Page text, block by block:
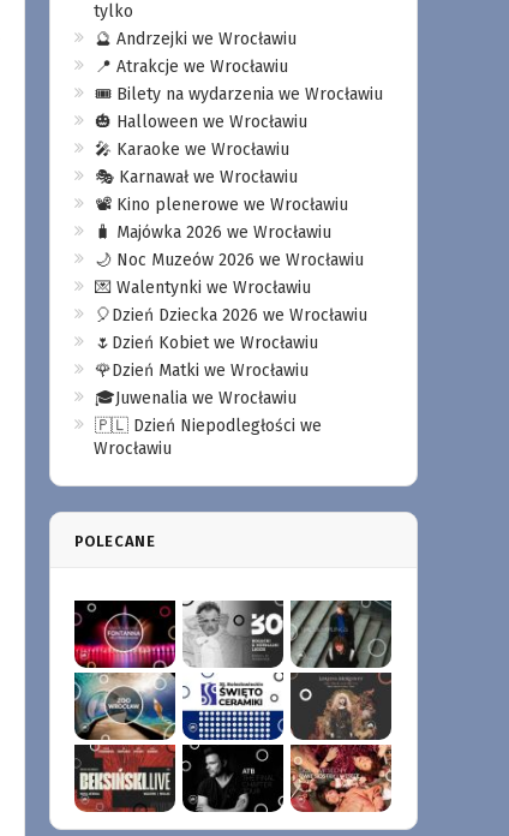
tylko
🔮 Andrzejki we Wrocławiu
📍 Atrakcje we Wrocławiu
🎟️ Bilety na wydarzenia we Wrocławiu
🎃 Halloween we Wrocławiu
🎤 Karaoke we Wrocławiu
🎭 Karnawał we Wrocławiu
📽️ Kino plenerowe we Wrocławiu
🧳 Majówka 2026 we Wrocławiu
🌙 Noc Muzeów 2026 we Wrocławiu
💌 Walentynki we Wrocławiu
🎈Dzień Dziecka 2026 we Wrocławiu
🌷Dzień Kobiet we Wrocławiu
🌹Dzień Matki we Wrocławiu
🎓Juwenalia we Wrocławiu
🇵🇱 Dzień Niepodległości we
Wrocławiu
POLECANE